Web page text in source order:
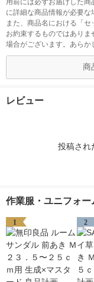
用前には必ずお届けした
に詳細な商品情報が必要な
また、商品名における「
お約束するものではあり
場合がございます。あらか
商
レビュー
投稿され
作業服・ユニフォ
1 2